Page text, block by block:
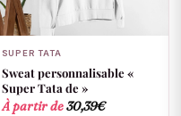
SUPER TATA
Sweat personnalisable «
Super Tata de »
À partir de30,39€